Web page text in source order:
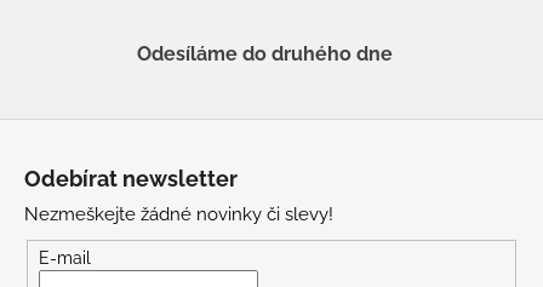
Odesíláme do druhého dne
Odebírat newsletter
Nezmeškejte žádné novinky či slevy!
E-mail